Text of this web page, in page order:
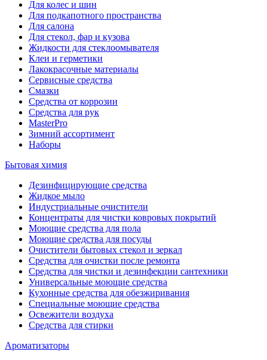
Для колес и шин
Для подкапотного пространства
Для салона
Для стекол, фар и кузова
Жидкости для стеклоомывателя
Клеи и герметики
Лакокрасочные материалы
Сервисные средства
Смазки
Средства от коррозии
Средства для рук
MasterPro
Зимний ассортимент
Наборы
Бытовая химия
Дезинфицирующие средства
Жидкое мыло
Индустриальные очистители
Концентраты для чистки ковровых покрытий
Моющие средства для пола
Моющие средства для посуды
Очистители бытовых стекол и зеркал
Средства для очистки после ремонта
Средства для чистки и дезинфекции сантехники
Универсальные моющие средства
Кухонные средства для обезжиривания
Специальные моющие средства
Освежители воздуха
Средства для стирки
Ароматизаторы